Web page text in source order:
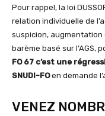
Pour rappel, la loi
relation individuelle de
suspicion,
barème basé sur l’AGS,
FO 67 c’est une
SNUDI-FOen demande
VENEZ